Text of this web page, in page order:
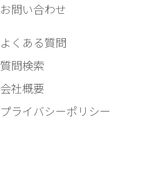
お問い合わせ
よくある質問
質問検索
会社概要
プライバシーポリシー